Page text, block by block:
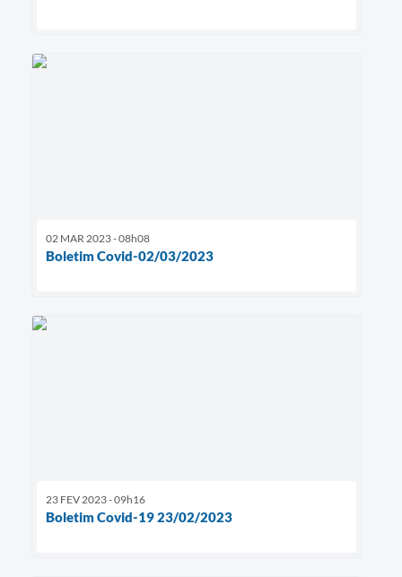
02 MAR 2023 - 08h08
Boletim Covid-02/03/2023
23 FEV 2023 - 09h16
Boletim Covid-19 23/02/2023